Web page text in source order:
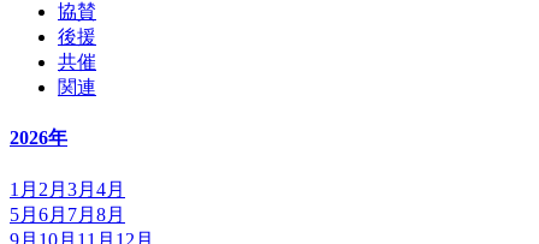
協賛
後援
共催
関連
2026年
1月 2月 3月 4月
5月 6月 7月 8月
9月 10月 11月 12月